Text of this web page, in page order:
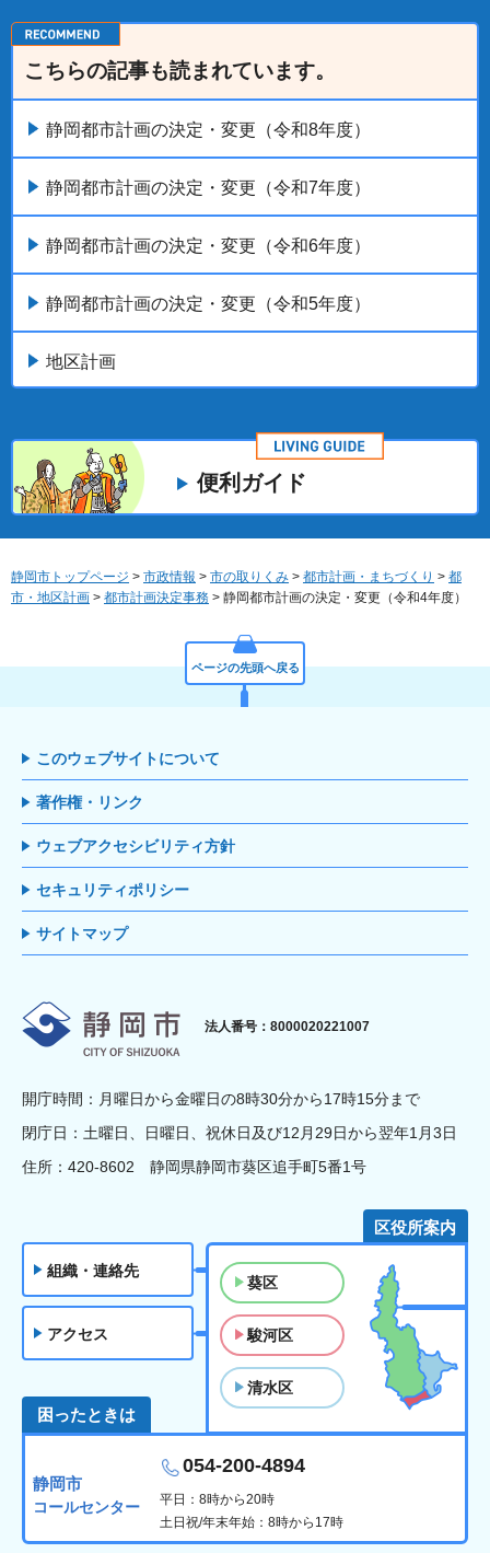
こちらの記事も読まれています。
静岡都市計画の決定・変更（令和8年度）
静岡都市計画の決定・変更（令和7年度）
静岡都市計画の決定・変更（令和6年度）
静岡都市計画の決定・変更（令和5年度）
地区計画
便利ガイド
静岡市トップページ > 市政情報 > 市の取りくみ > 都市計画・まちづくり > 都
市・地区計画 > 都市計画決定事務 > 静岡都市計画の決定・変更（令和4年度）
ページの先頭へ戻る
このウェブサイトについて
著作権・リンク
ウェブアクセシビリティ方針
セキュリティポリシー
サイトマップ
静岡市
法人番号：8000020221007
開庁時間：月曜日から金曜日の8時30分から17時15分まで
閉庁日：土曜日、日曜日、祝休日及び12月29日から翌年1月3日
住所：420-8602 静岡県静岡市葵区追手町5番1号
組織・連絡先
アクセス
区役所案内
葵区
駿河区
清水区
困ったときは
静岡市
コールセンター
054-200-4894
平日：8時から20時
土日祝/年末年始：8時から17時